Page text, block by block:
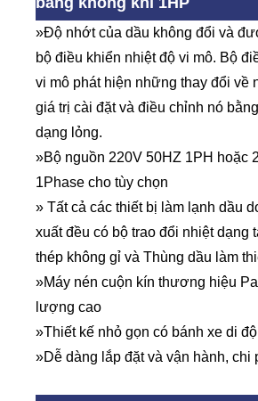
»Độ nhớt của dầu không đổi và
bộ điều khiển nhiệt độ vi mô. Bộ
vi mô phát hiện những thay đổi về
giá trị cài đặt và điều chỉnh nó
dạng lỏng.
»Bộ nguồn 220V 50HZ 1PH hoặc
1Phase cho tùy chọn
» Tất cả các thiết bị làm lạnh dầu
xuất đều có bộ trao đổi nhiệt dạng
thép không gỉ và Thùng dầu làm
»Máy nén cuộn kín thương hiệu
lượng cao
»Thiết kế nhỏ gọn có bánh xe di
»Dễ dàng lắp đặt và vận hành, chi